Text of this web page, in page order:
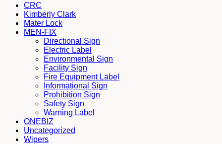
CRC
Kimberly Clark
Mater Lock
MEN-FIX
Directional Sign
Electric Label
Environmental Sign
Facility Sign
Fire Equipment Label
Informational Sign
Prohibition Sign
Safety Sign
Warning Label
ONEBIZ
Uncategorized
Wipers